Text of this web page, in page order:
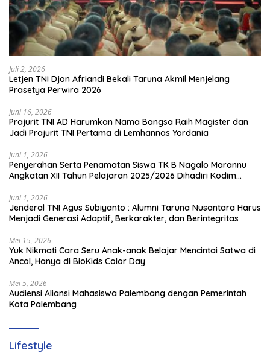
Juli 2, 2026
Letjen TNI Djon Afriandi Bekali Taruna Akmil Menjelang
Prasetya Perwira 2026
Juni 16, 2026
Prajurit TNI AD Harumkan Nama Bangsa Raih Magister dan
Jadi Prajurit TNI Pertama di Lemhannas Yordania
Juni 1, 2026
Penyerahan Serta Penamatan Siswa TK B Nagalo Marannu
Angkatan XII Tahun Pelajaran 2025/2026 Dihadiri Kodim
Juni 1, 2026
Jenderal TNI Agus Subiyanto : Alumni Taruna Nusantara Harus
Menjadi Generasi Adaptif, Berkarakter, dan Berintegritas
Mei 15, 2026
Yuk Nikmati Cara Seru Anak-anak Belajar Mencintai Satwa di
Ancol, Hanya di BioKids Color Day
Mei 5, 2026
Audiensi Aliansi Mahasiswa Palembang dengan Pemerintah
Kota Palembang
Lifestyle